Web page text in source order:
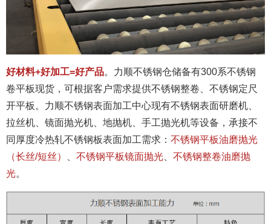
好材料+好加工=好产品。力顺不锈钢仓储备有300系不锈钢
卷平板现货，可根据客户需求提供不锈钢整卷、不锈钢定尺
开平板。力顺不锈钢表面加工中心现有不锈钢表面研磨机、
拉丝机、镜面抛光机、地抛机、手工抛光机等设备，承接不
同厚度冷热轧不锈钢板表面加工需求： 不锈钢平板油磨抛光
（长丝/短丝）
不锈钢平板镜面抛光
不锈钢整卷油磨抛
光。